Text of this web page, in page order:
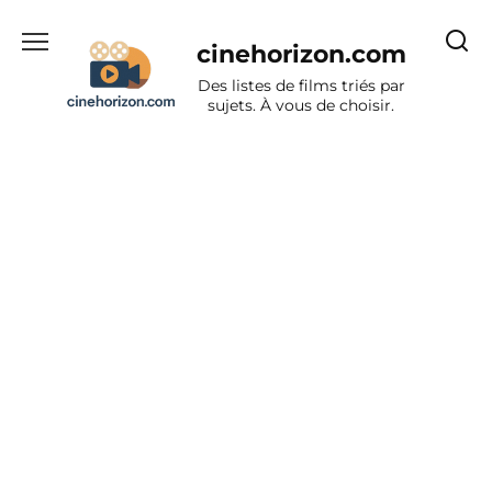
cinehorizon.com
Des listes de films triés par
sujets. À vous de choisir.